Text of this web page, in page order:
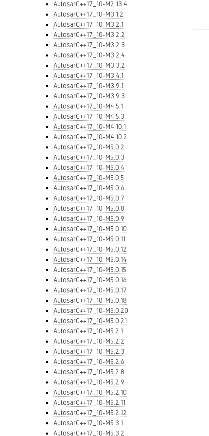
AutosarC++17_10-M2.13.4
AutosarC++17_10-M3.1.2
AutosarC++17_10-M3.2.1
AutosarC++17_10-M3.2.2
AutosarC++17_10-M3.2.3
AutosarC++17_10-M3.2.4
AutosarC++17_10-M3.3.2
AutosarC++17_10-M3.4.1
AutosarC++17_10-M3.9.1
AutosarC++17_10-M3.9.3
AutosarC++17_10-M4.5.1
AutosarC++17_10-M4.5.3
AutosarC++17_10-M4.10.1
AutosarC++17_10-M4.10.2
AutosarC++17_10-M5.0.2
AutosarC++17_10-M5.0.3
AutosarC++17_10-M5.0.4
AutosarC++17_10-M5.0.5
AutosarC++17_10-M5.0.6
AutosarC++17_10-M5.0.7
AutosarC++17_10-M5.0.8
AutosarC++17_10-M5.0.9
AutosarC++17_10-M5.0.10
AutosarC++17_10-M5.0.11
AutosarC++17_10-M5.0.12
AutosarC++17_10-M5.0.14
AutosarC++17_10-M5.0.15
AutosarC++17_10-M5.0.16
AutosarC++17_10-M5.0.17
AutosarC++17_10-M5.0.18
AutosarC++17_10-M5.0.20
AutosarC++17_10-M5.0.21
AutosarC++17_10-M5.2.1
AutosarC++17_10-M5.2.2
AutosarC++17_10-M5.2.3
AutosarC++17_10-M5.2.6
AutosarC++17_10-M5.2.8
AutosarC++17_10-M5.2.9
AutosarC++17_10-M5.2.10
AutosarC++17_10-M5.2.11
AutosarC++17_10-M5.2.12
AutosarC++17_10-M5.3.1
AutosarC++17_10-M5.3.2